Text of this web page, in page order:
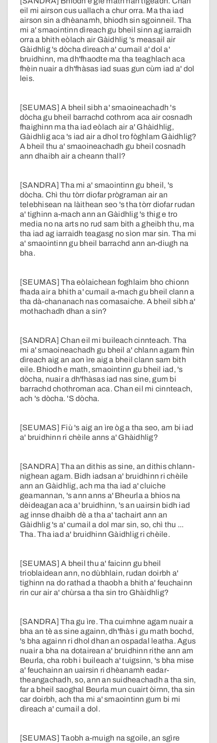
eil mi airson cus uallach a chur orra. Ma tha iad
airson sin a dhèanamh, bhiodh sin sgoinneil. Tha
mi a' smaointinn dìreach gu bheil sinn ag iarraidh
orra a bhith eòlach air Gàidhlig 's measail air
Gàidhlig 's dòcha dìreach a' cumail a' dol a'
bruidhinn, ma dh'fhaodte ma tha teaghlach aca
fhèin nuair a dh'fhàsas iad suas gun cùm iad a' dol
leis.
[SEUMAS] A bheil sibh a' smaoineachadh 's
dòcha gu bheil barrachd cothrom aca air cosnadh
fhaighinn ma tha iad eòlach air a' Ghàidhlig,
Gàidhlig aca 's iad air a dhol tro fòghlam Gàidhlig?
A bheil thu a' smaoineachadh gu bheil cosnadh
ann dhaibh air a cheann thall?
[SANDRA] Tha mi a' smaointinn gu bheil, 's
dòcha. Chì thu tòrr diofar prògraman air an
telebhisean na làithean seo 's tha tòrr diofar rudan
a' tighinn a-mach ann an Gàidhlig 's thig e tro
media no na arts no rud sam bith a gheibh thu, ma
tha iad ag iarraidh teagasg no sìon mar sin. Tha mi
a' smaointinn gu bheil barrachd ann an-diugh na
bha.
[SEUMAS] Tha eòlaichean foghlaim bho chionn
fhada air a bhith a' cumail a-mach gu bheil clann a
tha dà-chananach nas comasaiche. A bheil sibh a'
mothachadh dhan a sin?
[SANDRA] Chan eil mi buileach cinnteach. Tha
mi a' smaoineachadh gu bheil a' chlann agam fhìn
dìreach aig an aon ìre aig a bheil clann sam bith
eile. Bhiodh e math, smaointinn gu bheil iad, 's
dòcha, nuair a dh'fhàsas iad nas sine, gum bi
barrachd chothroman aca. Chan eil mi cinnteach,
ach 's dòcha. 'S dòcha.
[SEUMAS] Fiù 's aig an ìre òg a tha seo, am bi iad
a' bruidhinn ri chèile anns a' Ghàidhlig?
[SANDRA] Tha an dithis as sine, an dithis chlann-
nighean agam. Bidh iadsan a' bruidhinn ri chèile
ann an Gàidhlig, ach ma tha iad a' cluiche
geamannan, 's ann anns a' Bheurla a bhios na
dèideagan aca a' bruidhinn, 's an uairsin bidh iad
ag innse dhaibh dè a tha a' tachairt ann an
Gàidhlig 's a' cumail a dol mar sin, so, chì thu ...
Tha. Tha iad a' bruidhinn Gàidhlig ri chèile.
[SEUMAS] A bheil thu a' faicinn gu bheil
trioblaidean ann, no dùbhlain, rudan doirbh a'
tighinn na do rathad a thaobh a bhith a' feuchainn
rin cur air a' chùrsa a tha sin tro Ghàidhlig?
[SANDRA] Tha gu ìre. Tha cuimhne agam nuair a
bha an tè as sine againn, dh'fhàs i gu math bochd,
's bha againn ri dhol dhan an ospadal leatha. Agus
nuair a bha na dotairean a' bruidhinn rithe ann am
Beurla, cha robh i buileach a' tuigsinn, 's bha mise
a' feuchainn an uairsin ri dhèanamh eadar-
theangachadh, so, ann an suidheachadh a tha sin,
far a bheil saoghal Beurla mun cuairt òirnn, tha sin
car doirbh, ach tha mi a' smaointinn gum bi mi
dìreach a' cumail a dol.
[SEUMAS] Taobh a-muigh na sgoile, an sgìre